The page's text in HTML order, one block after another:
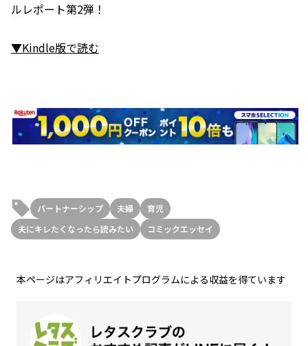
ルレポート第2弾！
▼Kindle版で読む
パートナーシップ 夫婦
育児
夫にキレたくなったら読みたい
コミックエッセイ
本ページはアフィリエイトプログラムによる収益を得ています